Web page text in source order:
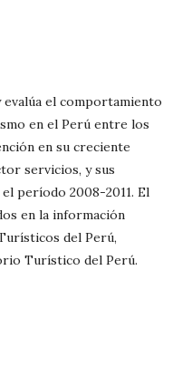
el comportamiento
en el Perú entre los
en su creciente
servicios, y sus
período 2008-2011. El
en la información
del Perú,
Turístico del Perú.